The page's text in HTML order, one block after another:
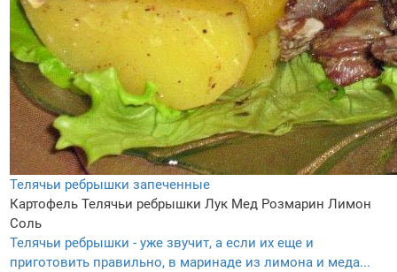
Телячьи ребрышки запеченные
Картофель Телячьи ребрышки Лук Мед Розмарин Лимон
Соль
Телячьи ребрышки - уже звучит, а если их еще и
приготовить правильно, в маринаде из лимона и меда...